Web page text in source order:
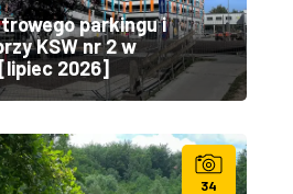
parkingu i
KSW nr 2 w
2026]
34